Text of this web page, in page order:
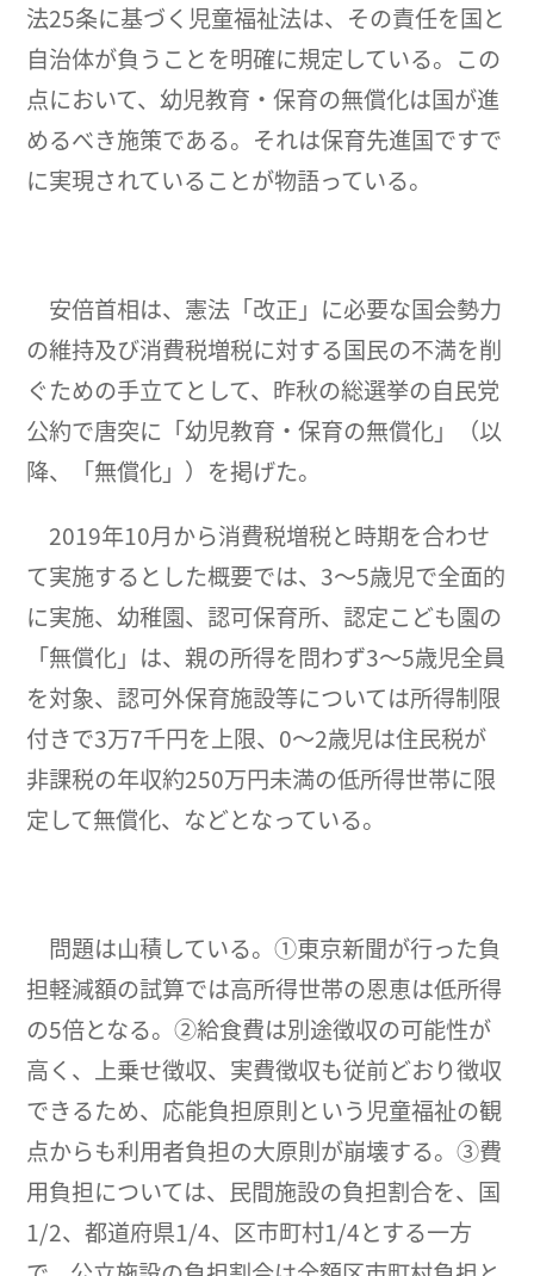
法25条に基づく児童福祉法は、その責任を国と
自治体が負うことを明確に規定している。この
点において、幼児教育・保育の無償化は国が進
めるべき施策である。それは保育先進国ですで
に実現されていることが物語っている。
安倍首相は、憲法「改正」に必要な国会勢力
の維持及び消費税増税に対する国民の不満を削
ぐための手立てとして、昨秋の総選挙の自民党
公約で唐突に「幼児教育・保育の無償化」（以
降、「無償化」）を掲げた。
2019年10月から消費税増税と時期を合わせ
て実施するとした概要では、3～5歳児で全面的
に実施、幼稚園、認可保育所、認定こども園の
「無償化」は、親の所得を問わず3～5歳児全員
を対象、認可外保育施設等については所得制限
付きで3万7千円を上限、0～2歳児は住民税が
非課税の年収約250万円未満の低所得世帯に限
定して無償化、などとなっている。
問題は山積している。①東京新聞が行った負
担軽減額の試算では高所得世帯の恩恵は低所得
の5倍となる。②給食費は別途徴収の可能性が
高く、上乗せ徴収、実費徴収も従前どおり徴収
できるため、応能負担原則という児童福祉の観
点からも利用者負担の大原則が崩壊する。③費
用負担については、民間施設の負担割合を、国
1/2、都道府県1/4、区市町村1/4とする一方